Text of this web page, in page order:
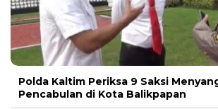
Polda Kaltim Periksa 9 Saksi
Pencabulan di Kota Balikpapan